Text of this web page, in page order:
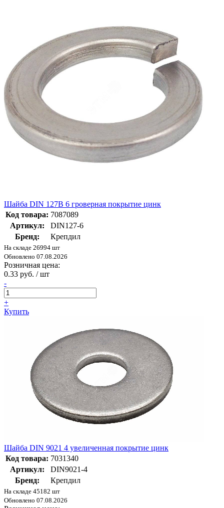
Шайба DIN 127B 6 гроверная покрытие цинк
Код товара: 7087089
Артикул:
DIN127-6
Бренд:
Крепдил
На складе 26994 шт
Обновлено 07.08.2026
Розничная цена:
0.33 руб. / шт
-
+
Купить
Шайба DIN 9021 4 увеличенная покрытие цинк
Код товара: 7031340
Артикул:
DIN9021-4
Бренд:
Крепдил
На складе 45182 шт
Обновлено 07.08.2026